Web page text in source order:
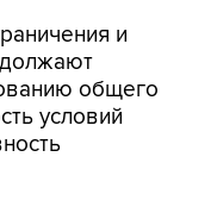
и
общего
условий